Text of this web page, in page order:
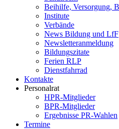
Beihilfe, Versorgung,
Institute
Verbände
News Bildung und LfF
Newsletteranmeldung
Bildungszitate
Ferien RLP
Dienstfahrrad
Kontakte
Personalrat
HPR-Mitglieder
BPR-Mitglieder
Ergebnisse PR-Wahlen
Termine